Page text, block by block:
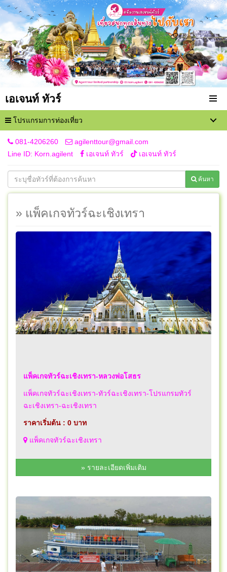
เอเจนท์ ทัวร์
โปรแกรมการท่องเที่ยว
081-4206260
agilenttour@gmail.com
Line ID: Korn.agilent
เอเจนท์ ทัวร์ เอเจนท์ ทัวร์
ค้นหา
» แพ็คเกจทัวร์ฉะเชิงเทรา
แพ็คเกจทัวร์ฉะเชิงเทรา-หลวงพ่อโสธร
แพ็คเกจทัวร์ฉะเชิงเทรา-ทัวร์ฉะเชิงเทรา-โปรแกรมทัวร์
ฉะเชิงเทรา-ฉะเชิงเทรา
ราคาเริ่มต้น : 0 บาท
แพ็คเกจทัวร์ฉะเชิงเทรา
» รายละเอียดเพิ่มเติม